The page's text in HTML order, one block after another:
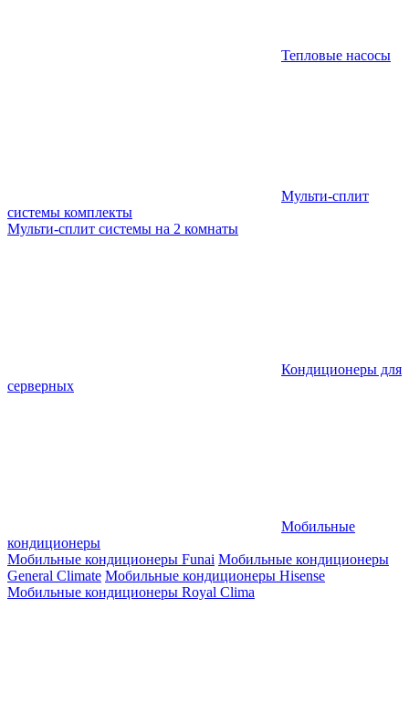
Тепловые насосы
Мульти-сплит
системы комплекты
Мульти-сплит системы на 2 комнаты
Кондиционеры для
серверных
Мобильные
кондиционеры
Мобильные кондиционеры Funai Мобильные кондиционеры
General Climate Мобильные кондиционеры Hisense
Мобильные кондиционеры Royal Clima